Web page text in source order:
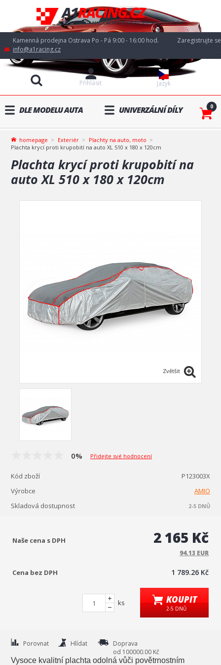
Kamenná prodejna Ostrava Po - Pá 9:00 - 16:00 hod.
info@a1racing.cz
Jazyk
Přihlásit
Zaregistrujte se
DLE MODELU AUTA UNIVERZÁLNÍ DÍLY 0
homepage Exteriér
Plachty na auto, moto
Plachta krycí proti krupobití na auto XL 510 x 180 x 120cm
Plachta krycí proti krupobití na
auto XL 510 x 180 x 120cm
Zvětšit
0% Přidejte své hodnocení
Kód zboží
P123003X
Výrobce
AMIO
Skladová dostupnost
2-5 DNŮ
Naše cena s DPH 2 165 Kč
94.13 EUR
Cena bez DPH 1 789.26 Kč
ks KOUPIT
2-5 DNŮ
Porovnat Hlídat
Doprava
od 100000.00 Kč
Vysoce kvalitní plachta odolná vůči povětrnostním